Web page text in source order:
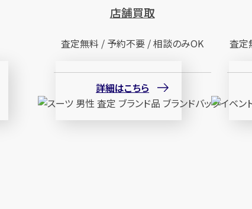
店舗買取
査定無料 / 予約不要 / 相談のみOK
詳細はこちら
査定